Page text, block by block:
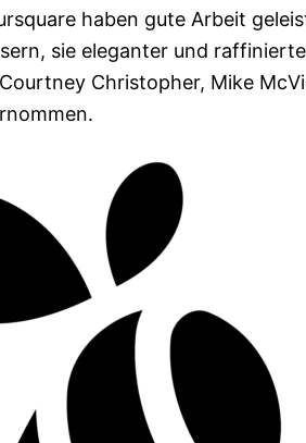
haben gute Arbeit
sie eleganter und
Christopher, Mike